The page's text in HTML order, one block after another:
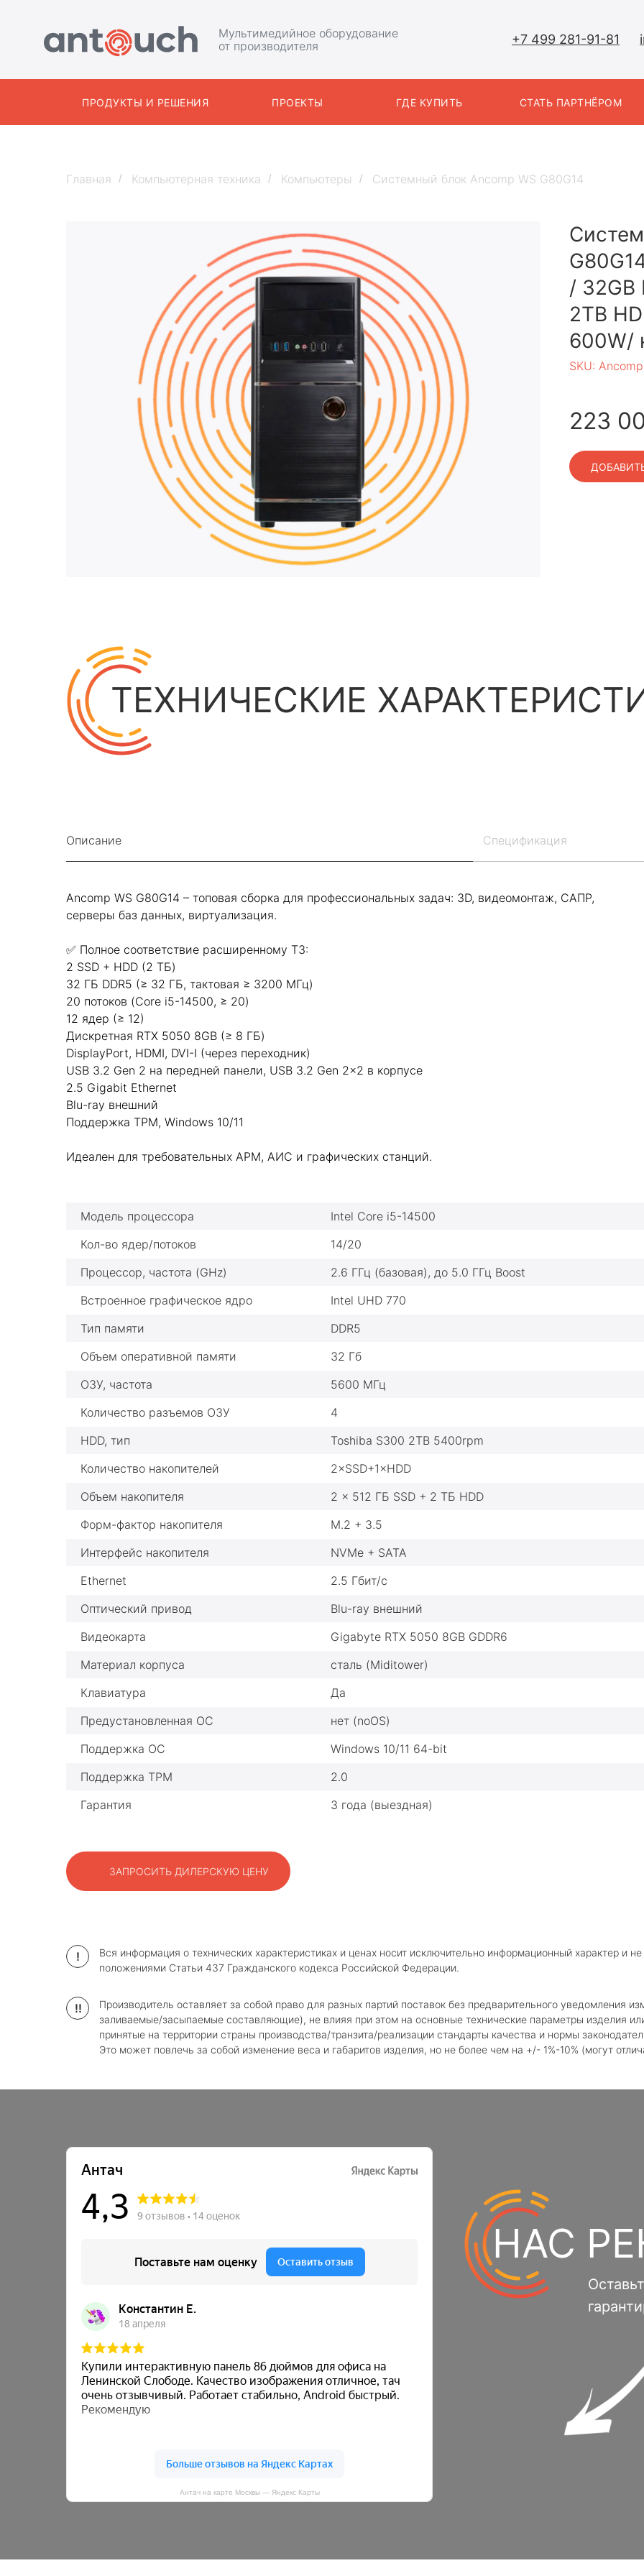
Мультимедийное оборудование
от производителя
+7 499 281-91-81
ПРОЕКТЫ ГДЕ КУПИТЬ СТАТЬ ПАРТНЁРОМ
ПРОДУКТЫ И РЕШЕНИЯ
Главная / Компьютерная техника / Компьютеры / Системный блок Ancomp WS G80G14
/ 32GB
2TB
600W/
SKU:
223
ТЕХНИЧЕСКИЕ
Описание Спецификация
Ancomp WS G80G14 – топовая сборка для профессиональных задач: 3D, видеомонтаж, САПР,
серверы баз данных, виртуализация.
✅ Полное соответствие расширенному ТЗ:
2 SSD + HDD (2 ТБ)
32 ГБ DDR5 (≥ 32 ГБ, тактовая ≥ 3200 МГц)
20 потоков (Core i5-14500, ≥ 20)
12 ядер (≥ 12)
Дискретная RTX 5050 8GB (≥ 8 ГБ)
DisplayPort, HDMI, DVI-I (через переходник)
USB 3.2 Gen 2 на передней панели, USB 3.2 Gen 2×2 в корпусе
2.5 Gigabit Ethernet
Blu-ray внешний
Поддержка TPM, Windows 10/11
Идеален для требовательных АРМ, АИС и графических станций.
Модель процессора
Intel Core i5-14500
Кол-во ядер/потоков
14/20
Процессор, частота (GHz)
2.6 ГГц (базовая), до 5.0 ГГц Boost
Встроенное графическое ядро
Intel UHD 770
Тип памяти
DDR5
Объем оперативной памяти
32 Гб
ОЗУ, частота
5600 МГц
Количество разъемов ОЗУ
4
HDD, тип
Toshiba S300 2TB 5400rpm
Количество накопителей
2×SSD+1×HDD
Объем накопителя
2 × 512 ГБ SSD + 2 ТБ HDD
Форм-фактор накопителя
M.2 + 3.5
Интерфейс накопителя
NVMe + SATA
Ethernet
2.5 Гбит/с
Оптический привод
Blu-ray внешний
Видеокарта
Gigabyte RTX 5050 8GB GDDR6
Материал корпуса
сталь (Miditower)
Клавиатура
Да
Предустановленная ОС
нет (noOS)
Поддержка ОС
Windows 10/11 64-bit
Поддержка TPM
2.0
Гарантия
3 года (выездная)
ЗАПРОСИТЬ ДИЛЕРСКУЮ ЦЕНУ
!
Вся информация о технических характеристиках и ценах носит исключительно информационный характер и
положениями Статьи 437 Гражданского кодекса Российской Федерации.
!!
Производитель оставляет за собой право для разных партий поставок без предварительного уведомления
заливаемые/засыпаемые составляющие), не влияя при этом на основные технические параметры изделия
принятые на территории страны производства/транзита/реализации стандарты качества и нормы
Это может повлечь за собой изменение веса и габаритов изделия, но не более чем на +/- 1%-10% (могут
Антач на карте Москвы — Яндекс Карты
НАС